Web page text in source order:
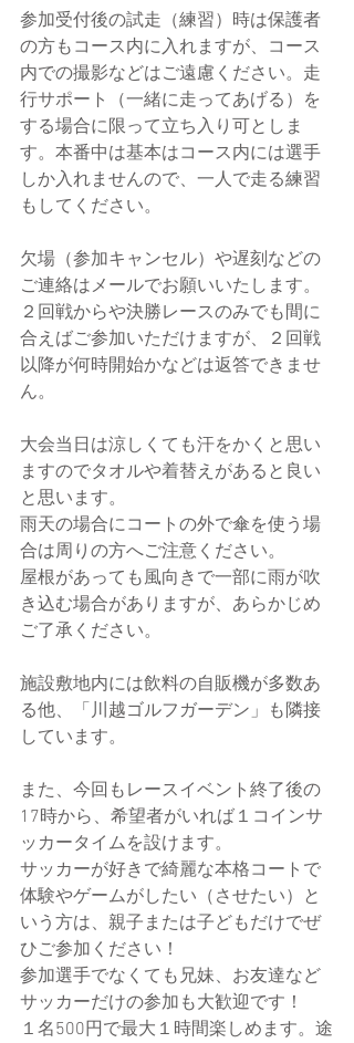
参加受付後の試走（練習）時は保護者
の方もコース内に入れますが、コース
内での撮影などはご遠慮ください。走
行サポート（一緒に走ってあげる）を
する場合に限って立ち入り可としま
す。本番中は基本はコース内には選手
しか入れませんので、一人で走る練習
もしてください。
欠場（参加キャンセル）や遅刻などの
ご連絡はメールでお願いいたします。
２回戦からや決勝レースのみでも間に
合えばご参加いただけますが、２回戦
以降が何時開始かなどは返答できませ
ん。
大会当日は涼しくても汗をかくと思い
ますのでタオルや着替えがあると良い
と思います。
雨天の場合にコートの外で傘を使う場
合は周りの方へご注意ください。
屋根があっても風向きで一部に雨が吹
き込む場合がありますが、あらかじめ
ご了承ください。
施設敷地内には飲料の自販機が多数あ
る他、「川越ゴルフガーデン」も隣接
しています。
また、今回もレースイベント終了後の
17時から、希望者がいれば１コインサ
ッカータイムを設けます。
サッカーが好きで綺麗な本格コートで
体験やゲームがしたい（させたい）と
いう方は、親子または子どもだけでぜ
ひご参加ください！
参加選手でなくても兄妹、お友達など
サッカーだけの参加も大歓迎です！
１名500円で最大１時間楽しめます。途